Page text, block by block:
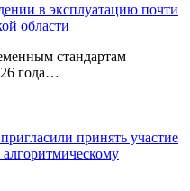
в эксплуатацию почти
области
стандартам
года…
принять участие